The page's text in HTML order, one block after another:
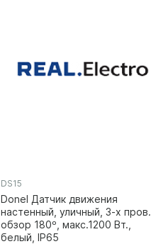
DS15
Donel Датчик движения
настенный, уличный, 3-х пров.,
обзор 180º, макс.1200 Вт.,
белый, IP65